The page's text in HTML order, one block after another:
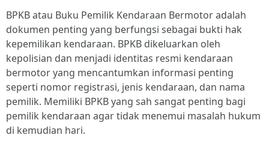
BPKB atau Buku Pemilik Kendaraan Bermotor adalah
dokumen penting yang berfungsi sebagai bukti hak
kepemilikan kendaraan. BPKB dikeluarkan oleh
kepolisian dan menjadi identitas resmi kendaraan
bermotor yang mencantumkan informasi penting
seperti nomor registrasi, jenis kendaraan, dan nama
pemilik. Memiliki BPKB yang sah sangat penting bagi
pemilik kendaraan agar tidak menemui masalah hukum
di kemudian hari.